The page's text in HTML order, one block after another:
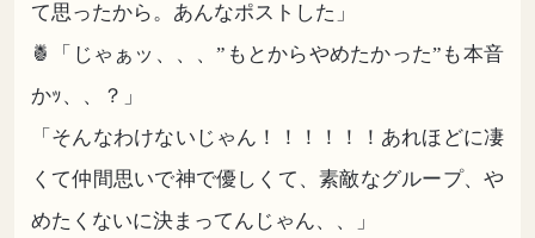
て思ったから。あんなポストした」
🍍「じゃぁッ、、、”もとからやめたかった”も本音
かｯ、、？」
「そんなわけないじゃん！！！！！！あれほどに凄
くて仲間思いで神で優しくて、素敵なグループ、や
めたくないに決まってんじゃん、、」